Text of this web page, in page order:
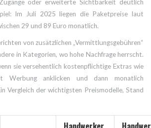
oder erweiterte Sichtbarkeit deutlich
Im Juli 2025 liegen die Paketpreise laut
29 und 89 Euro monatlich.
von zusätzlichen „Vermittlungsgebühren“
in Kategorien, wo hohe Nachfrage herrscht.
sie versehentlich kostenpflichtige Extras wie
Werbung anklicken und dann monatlich
Vergleich der wichtigsten Preismodelle, Stand